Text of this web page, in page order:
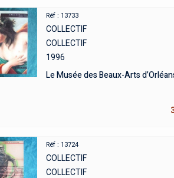
Réf : 13733
COLLECTIF
COLLECTIF
1996
Le Musée des Beaux-Arts
Réf : 13724
COLLECTIF
COLLECTIF